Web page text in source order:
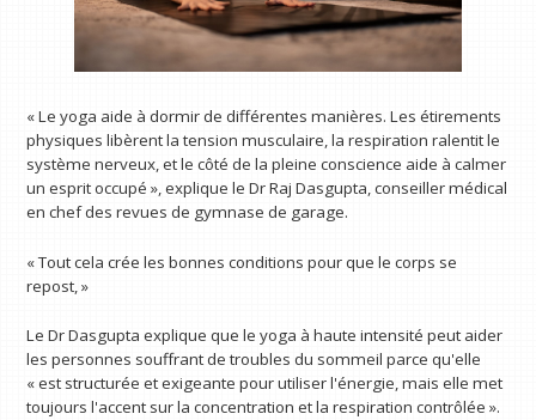
« Le yoga aide à dormir de différentes manières. Les étirements
physiques libèrent la tension musculaire, la respiration ralentit le
système nerveux, et le côté de la pleine conscience aide à calmer
un esprit occupé », explique le Dr Raj Dasgupta, conseiller médical
en chef des revues de gymnase de garage.
« Tout cela crée les bonnes conditions pour que le corps se
repost, »
Le Dr Dasgupta explique que le yoga à haute intensité peut aider
les personnes souffrant de troubles du sommeil parce qu'elle
« est structurée et exigeante pour utiliser l'énergie, mais elle met
toujours l'accent sur la concentration et la respiration contrôlée ».